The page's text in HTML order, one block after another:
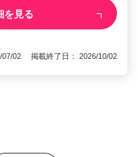
を見る
07/02 掲載終了日： 2026/10/02